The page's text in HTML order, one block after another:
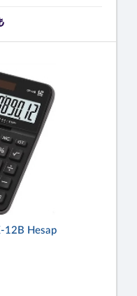
12B Hesap